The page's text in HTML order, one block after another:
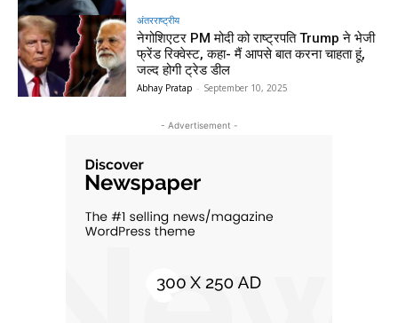
अंतरराष्ट्रीय
नेगोशिएटर PM मोदी को राष्ट्रपति Trump ने भेजी
फ्रेंड रिक्वेस्ट, कहा- मैं आपसे बात करना चाहता हूं,
जल्द होगी ट्रेड डील
Abhay Pratap - September 10, 2025
- Advertisement -